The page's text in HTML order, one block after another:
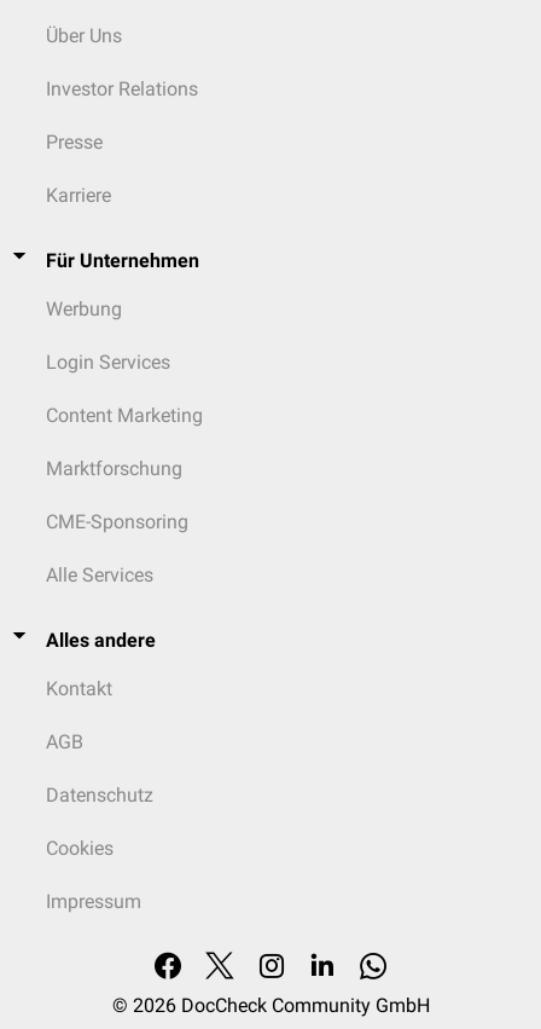
Über Uns
Investor Relations
Presse
Karriere
Für Unternehmen
Werbung
Login Services
Content Marketing
Marktforschung
CME-Sponsoring
Alle Services
Alles andere
Kontakt
AGB
Datenschutz
Cookies
Impressum
© 2026 DocCheck Community GmbH